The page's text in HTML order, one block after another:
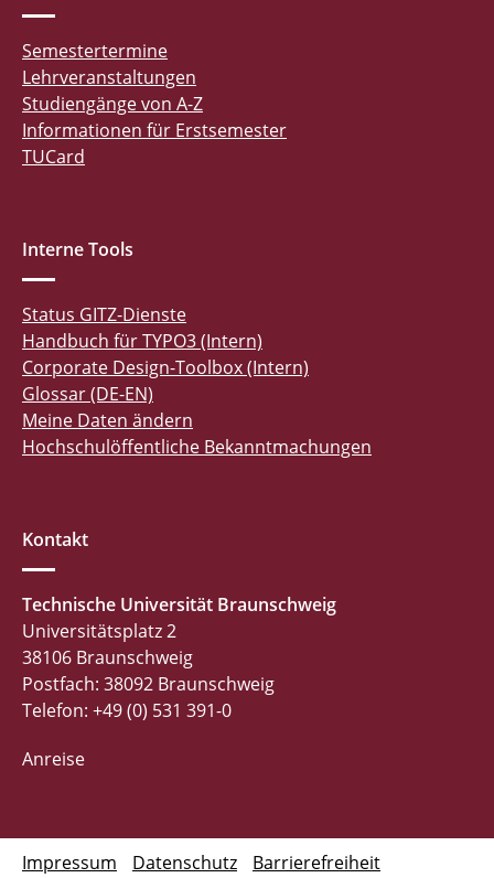
Semestertermine
Lehrveranstaltungen
Studiengänge von A-Z
Informationen für Erstsemester
TUCard
Interne Tools
Status GITZ-Dienste
Handbuch für TYPO3 (Intern)
Corporate Design-Toolbox (Intern)
Glossar (DE-EN)
Meine Daten ändern
Hochschulöffentliche Bekanntmachungen
Kontakt
Technische Universität Braunschweig
Universitätsplatz 2
38106 Braunschweig
Postfach: 38092 Braunschweig
Telefon: +49 (0) 531 391-0
Anreise
Impressum Datenschutz Barrierefreiheit